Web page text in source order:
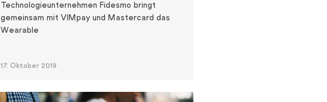
Technologieunternehmen Fidesmo bringt
gemeinsam mit VIMpay und Mastercard das
Wearable
17. Oktober 2019